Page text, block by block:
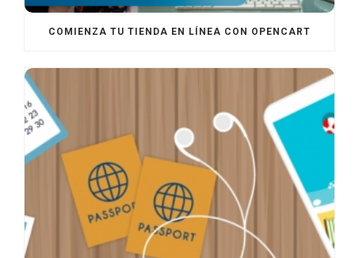
COMIENZA TU TIENDA EN LÍNEA CON OPENCART